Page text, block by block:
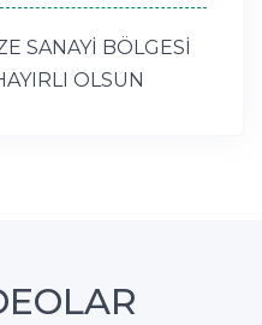
SANAYİ BÖLGESİ
OLSUN